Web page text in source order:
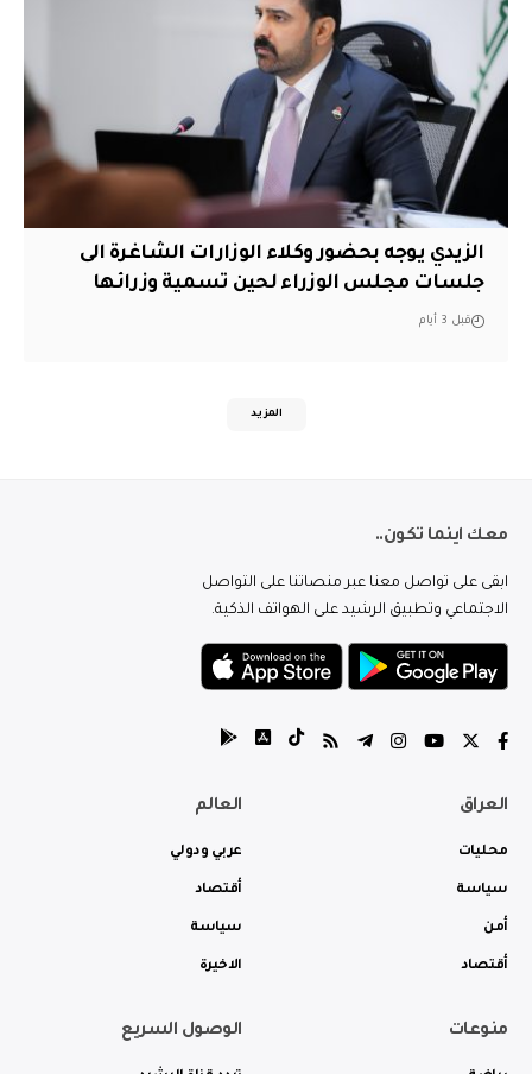
الزيدي يوجه بحضور وكلاء الوزارات الشاغرة الى
جلسات مجلس الوزراء لحين تسمية وزرائها
قبل 3 أيام
المزيد
معك اينما تكون..
ابقى على تواصل معنا عبر منصاتنا على التواصل
الاجتماعي وتطبيق الرشيد على الهواتف الذكية.
العراق
محليات
سياسة
أمن
أقتصاد
العالم
عربي ودولي
أقتصاد
سياسة
الاخيرة
منوعات الوصول السريع